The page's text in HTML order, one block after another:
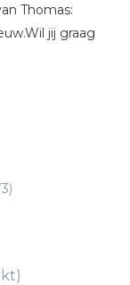
Thomas:
jij graag
per verhaaltje